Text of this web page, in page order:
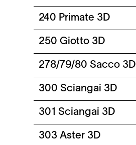
240 Primate 3D
250 Giotto 3D
278/79/80 Sacco 3D
300 Sciangai 3D
301 Sciangai 3D
303 Aster 3D